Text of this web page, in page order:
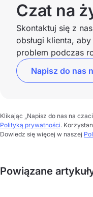
Czat na
Skontaktuj się z
obsługi klienta,
problem podczas
Napisz do nas
Klikając „Napisz do nas na
Polityką prywatności.
Dowiedz się więcej w naszej
Powiązane